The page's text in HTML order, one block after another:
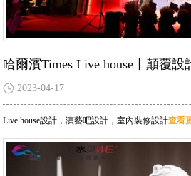
哈爾濱Times Live house丨顛覆設計
2023-04-17
Live house設計，演藝吧設計，室內裝修設計查看